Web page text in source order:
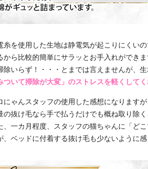
糸を使用した生地は静電気が起こりにくい
から比較的簡単にサラッとお手入れができま
除いらず！・・・とまでは言えませんが、
ついて掃除が大変」のストレスを軽くしてく
にゃんスタッフの使用した感想になりますが
の抜け毛なら手で払うだけでも概ね取り除く
、一カ月程度、スタッフの猫ちゃんに「ど
、ベッドに付着する抜け毛も少ないように感